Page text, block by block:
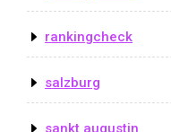
rankingcheck
salzburg
sankt augustin